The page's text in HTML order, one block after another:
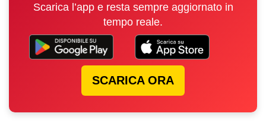
Scarica l’app e resta sempre aggiornato in
tempo reale.
SCARICA ORA